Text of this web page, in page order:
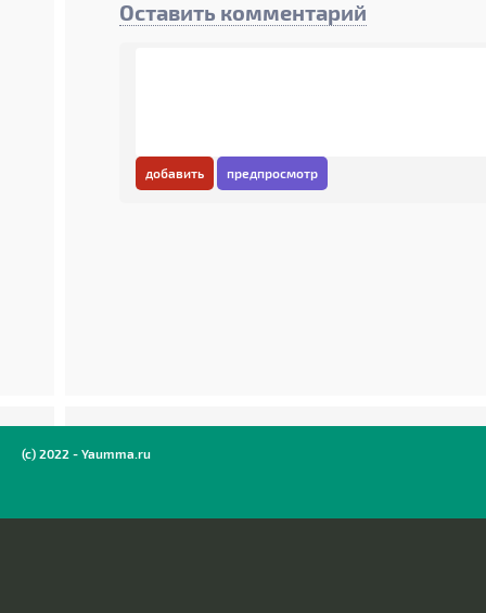
Оставить комментарий
добавить предпросмотр
(c) 2022 - Yaumma.ru